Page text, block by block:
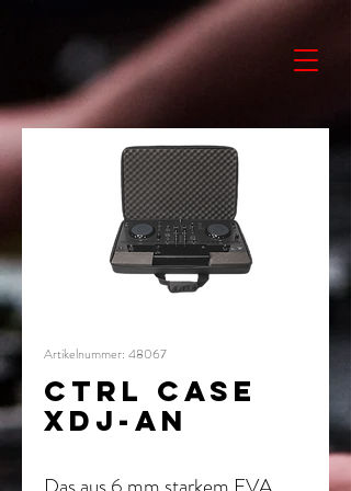
Artikelnummer: 48067
CTRL CASE
XDJ-AN